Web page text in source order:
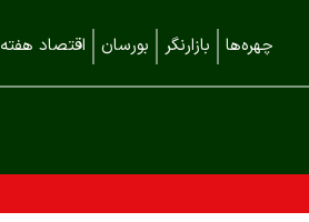
چهره‌ها بازارنگر بورسان اقتصاد هفته